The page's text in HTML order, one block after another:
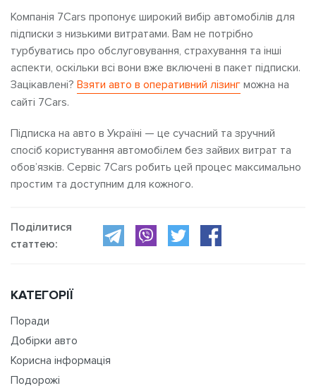
Компанія 7Cars пропонує широкий вибір автомобілів для
підписки з низькими витратами. Вам не потрібно
турбуватись про обслуговування, страхування та інші
аспекти, оскільки всі вони вже включені в пакет підписки.
Зацікавлені? Взяти авто в оперативний лізинг можна на
сайті 7Cars.
Підписка на авто в Україні — це сучасний та зручний
спосіб користування автомобілем без зайвих витрат та
обов’язків. Сервіс 7Cars робить цей процес максимально
простим та доступним для кожного.
Поділитися
статтею:
КАТЕГОРІЇ
Поради
Добірки авто
Корисна інформація
Подорожі